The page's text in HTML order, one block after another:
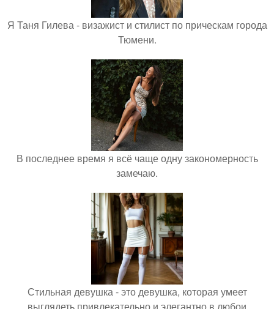
Я Таня Гилева - визажист и стилист по прическам города
Тюмени.
В последнее время я всё чаще одну закономерность
замечаю.
Стильная девушка - это девушка, которая умеет
выглядеть привлекательно и элегантно в любои